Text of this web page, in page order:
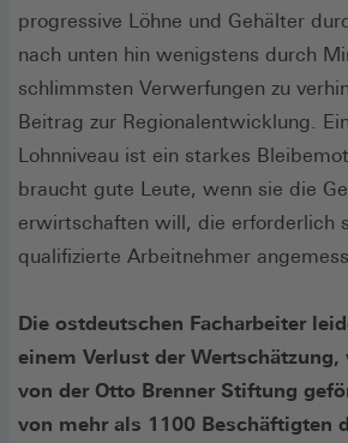
progressive Löhne und Gehälter
nach unten hin wenigstens durch
schlimmsten Verwerfungen zu
Beitrag zur Regionalentwicklung.
Lohnniveau ist ein starkes
braucht gute Leute, wenn sie die
erwirtschaften will, die erforderlich
qualifizierte Arbeitnehmer
Die ostdeutschen Facharbeiter
einem Verlust der
von der Otto Brenner Stiftung
von mehr als 1100 Beschäftigten